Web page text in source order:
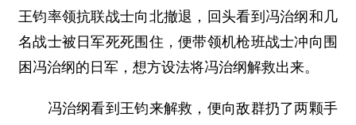
王钧率领抗联战士向北撤退，回头看到冯治纲和几
名战士被日军死死围住，便带领机枪班战士冲向围
困冯治纲的日军，想方设法将冯治纲解救出来。
冯治纲看到王钧来解救，便向敌群扔了两颗手